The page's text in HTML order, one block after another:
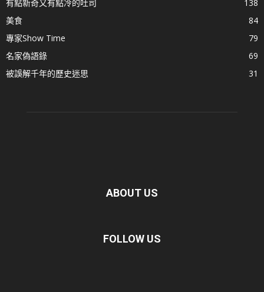
有點新奇又有點冷的吐司
138
美食
84
專家Show Time
79
名家偽語錄
69
被誤解千年的歷史迷思
31
ABOUT US
FOLLOW US